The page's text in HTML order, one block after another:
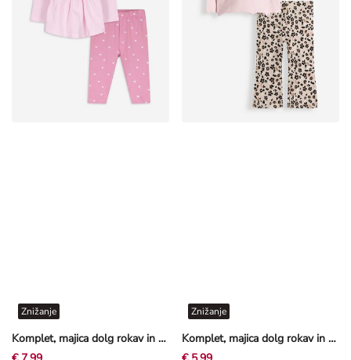
Komplet, majica dolg rokav in pajkice - Vezenine - svetlo roza
Znižanje
Komplet, majica dolg rokav in pajkice - Volančki - svetlo roza
Znižanje